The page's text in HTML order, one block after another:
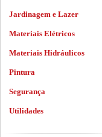
Jardinagem e Lazer
Materiais Elétricos
Materiais Hidráulicos
Pintura
Segurança
Utilidades